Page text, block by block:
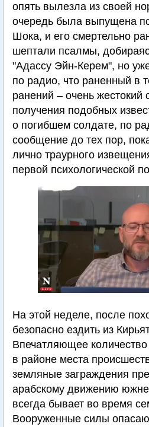
опять вылезла из своей
очередь была выпущена
Шока, и его смертельно
шептали псалмы,
"Адассу Эйн-Керем", но
по радио, что раненный в
ранений – очень жестокий
получения подобных
о погибшем солдате, по
сообщение до тех пор,
лично траурного
первой психологической
На этой неделе, после
безопасно ездить из
Впечатляющее
в районе места
земляные заграждения
арабскому движению
всегда бывает во время
Вооруженные силы